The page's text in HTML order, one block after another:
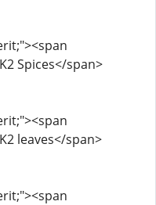
Spices</span>
leaves</span>